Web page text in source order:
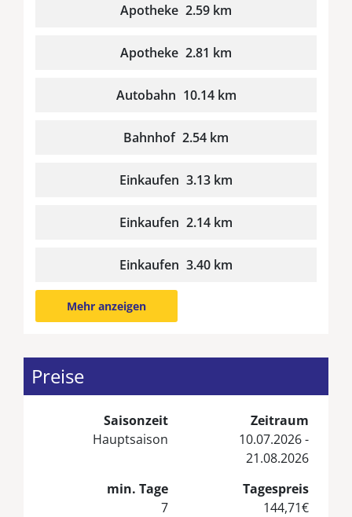
Apotheke 2.59 km
Apotheke 2.81 km
Autobahn 10.14 km
Bahnhof 2.54 km
Einkaufen 3.13 km
Einkaufen 2.14 km
Einkaufen 3.40 km
Mehr anzeigen
Preise
Saisonzeit
Hauptsaison
Zeitraum
10.07.2026 -
21.08.2026
min. Tage
7
Tagespreis
144,71€